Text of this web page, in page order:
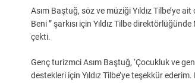
Asım Baştuğ, söz ve müziği Yıldız Tilbe’ye
Beni ” şarkısı için Yıldız Tilbe
çekti.
Genç turizmci Asım Baştuğ, ‘Çocukluk ve
destekleri için Yıldız Tilbe’ye teşekkür